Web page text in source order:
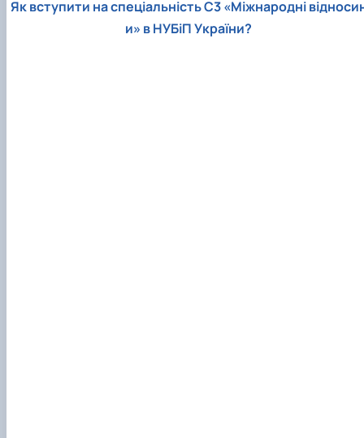
Як вступити на спеціальність С3 «Міжнародні
и» в НУБіП України?